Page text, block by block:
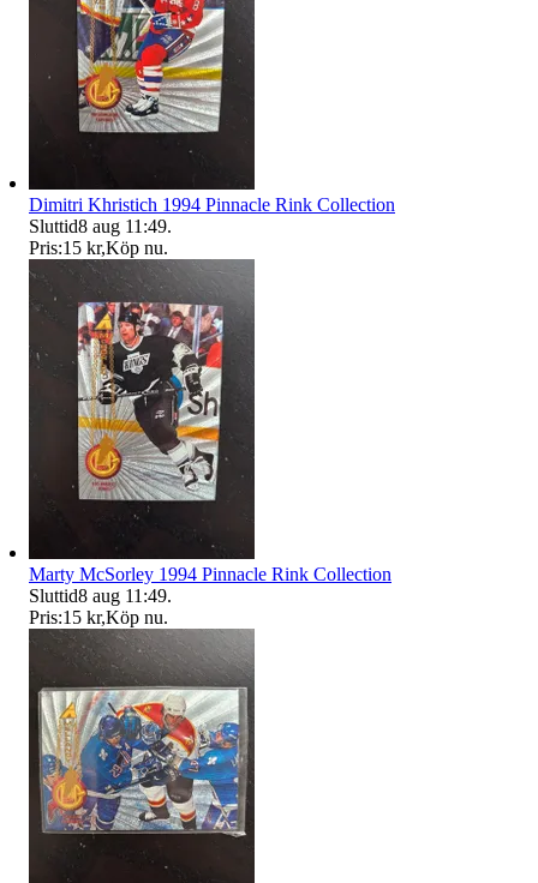
Dimitri Khristich 1994 Pinnacle Rink Collection
Sluttid8 aug 11:49.
Pris:15 kr,Köp nu.
Marty McSorley 1994 Pinnacle Rink Collection
Sluttid8 aug 11:49.
Pris:15 kr,Köp nu.